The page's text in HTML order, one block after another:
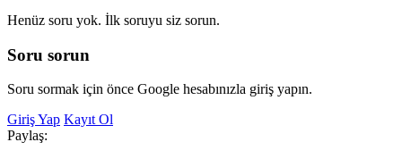
Henüz soru yok. İlk soruyu siz sorun.
Soru sorun
Soru sormak için önce Google hesabınızla giriş yapın.
Giriş Yap Kayıt Ol
Paylaş: